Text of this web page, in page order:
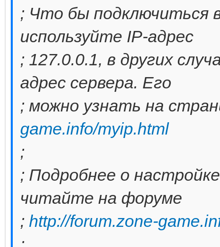
; Что бы подключиться
используйте IP-адрес
; 127.0.0.1, в других
адрес сервера. Его
; можно узнать на
game.info/myip.html
;
; Подробнее о
читайте на форуме
; http://forum.zone-